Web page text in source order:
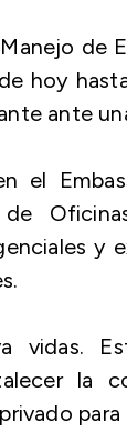
de
hoy
ante
el
y
vidas.
la